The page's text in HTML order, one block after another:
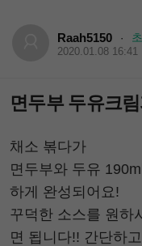
Raah5150 ·
2020.01.08 16:41
면두부 두유크
채소 볶다가
면두부와 두유
하게 완성되어요!
꾸덕한 소스를 원하
면 됩니다!! 간단하